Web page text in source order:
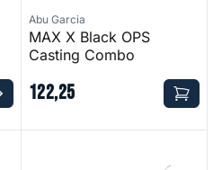
Abu Garcia
MAX X Black OPS
Casting Combo
122,25